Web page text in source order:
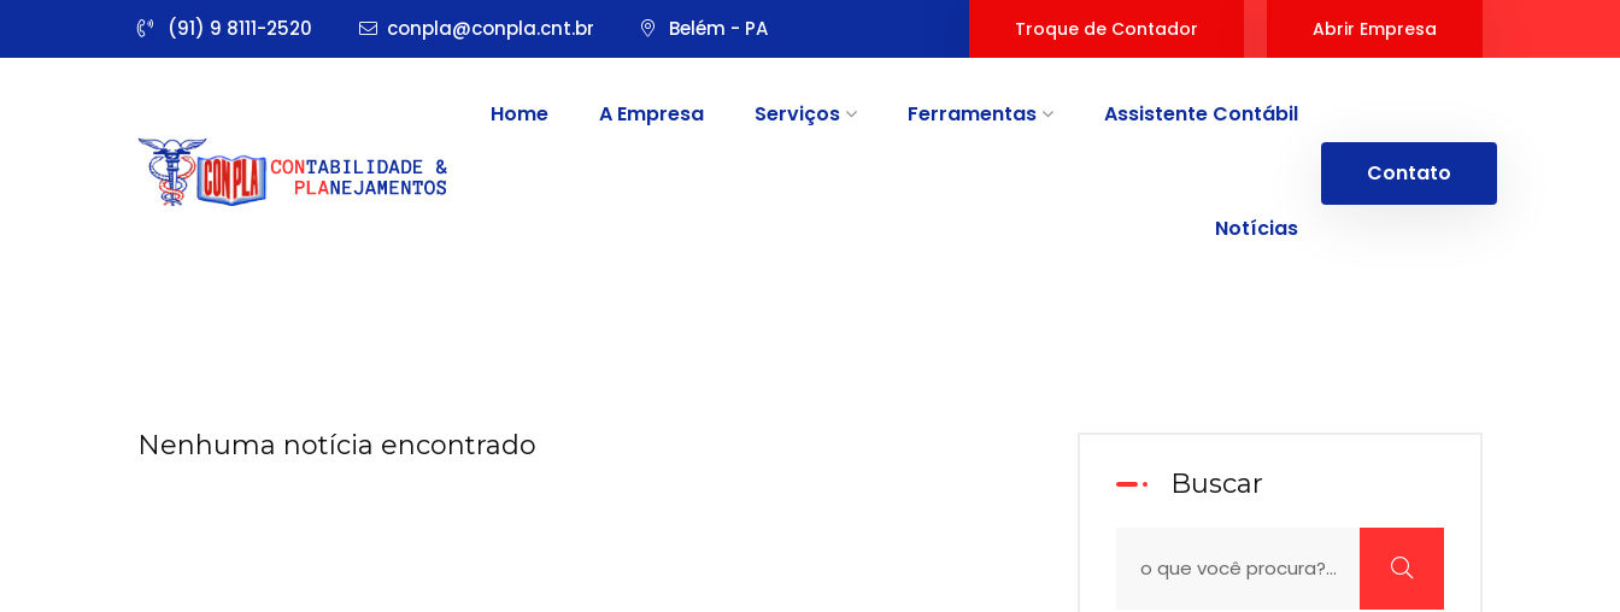
(91) 9 8111-2520 conpla@conpla.cnt.br Belém - PA Troque de Contador Abrir Empresa
Home A Empresa Serviços Ferramentas Assistente Contábil
Notícias
Contato
Nenhuma notícia encontrado
Buscar